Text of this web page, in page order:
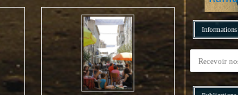
Informations